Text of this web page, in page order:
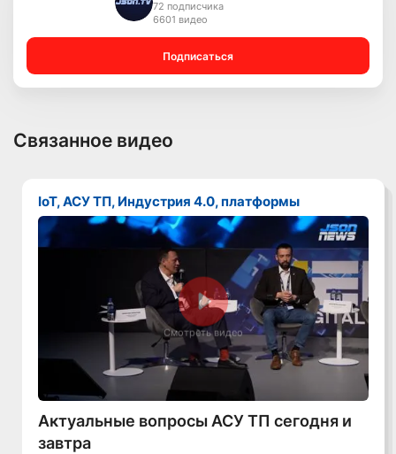
72 подписчика
6601 видео
Подписаться
Связанное видео
IoT, АСУ ТП, Индустрия 4.0, платформы
Смотреть видео
Актуальные вопросы АСУ ТП сегодня и
завтра